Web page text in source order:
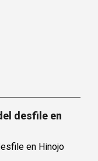
desfile en